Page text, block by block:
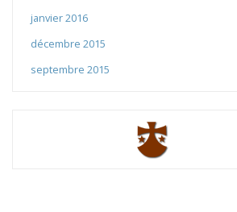
janvier 2016
décembre 2015
septembre 2015